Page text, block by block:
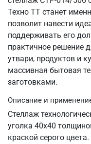
Техно ТТ станет
позволит навести
поддерживать его
практичное решение
утвари, продуктов и
массивная бытовая
заготовками.
Описание и
Стеллаж
уголка 40х40
краской серого